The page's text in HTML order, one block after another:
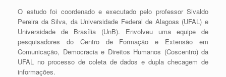
O estudo foi coordenado e executado pelo professor Sivaldo
Pereira da Silva, da Universidade Federal de Alagoas (UFAL) e
Universidade de Brasília (UnB). Envolveu uma equipe de
pesquisadores do Centro de Formação e Extensão em
Comunicação, Democracia e Direitos Humanos (Coscentro) da
UFAL no processo de coleta de dados e dupla checagem de
informações.